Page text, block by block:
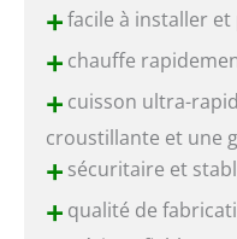
+facile à installer
+chauffe
+cuisson ultra-
croustillante et une
+sécuritaire et
+qualité de